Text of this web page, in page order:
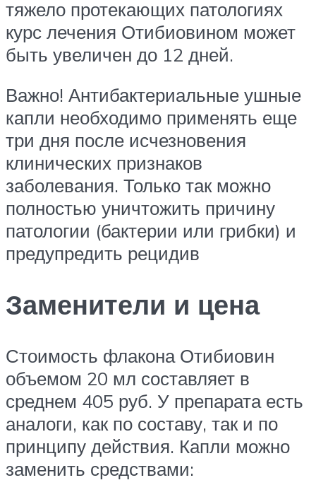
тяжело протекающих патологиях
курс лечения Отибиовином может
быть увеличен до 12 дней.
Важно! Антибактериальные ушные
капли необходимо применять еще
три дня после исчезновения
клинических признаков
заболевания. Только так можно
полностью уничтожить причину
патологии (бактерии или грибки) и
предупредить рецидив
Заменители и цена
Стоимость флакона Отибиовин
объемом 20 мл составляет в
среднем 405 руб. У препарата есть
аналоги, как по составу, так и по
принципу действия. Капли можно
заменить средствами: